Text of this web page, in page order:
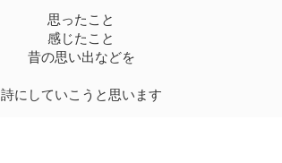
思ったこと
感じたこと
昔の思い出などを
詩にしていこうと思います